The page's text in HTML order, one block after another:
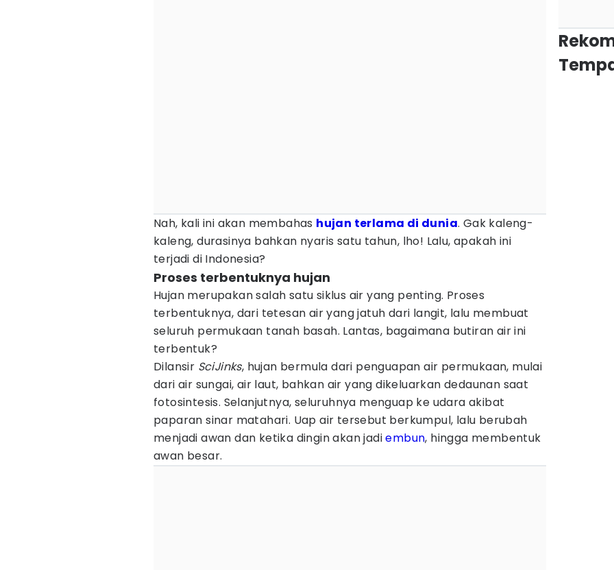
Nah, kali ini akan membahas hujan terlama di dunia. Gak kaleng-
kaleng, durasinya bahkan nyaris satu tahun, lho! Lalu, apakah ini
terjadi di Indonesia?
Proses terbentuknya hujan
Hujan merupakan salah satu siklus air yang penting. Proses
terbentuknya, dari tetesan air yang jatuh dari langit, lalu membuat
seluruh permukaan tanah basah. Lantas, bagaimana butiran air ini
terbentuk?
Dilansir SciJinks, hujan bermula dari penguapan air permukaan, mulai
dari air sungai, air laut, bahkan air yang dikeluarkan dedaunan saat
fotosintesis. Selanjutnya, seluruhnya menguap ke udara akibat
paparan sinar matahari. Uap air tersebut berkumpul, lalu berubah
menjadi awan dan ketika dingin akan jadiembun, hingga membentuk
awan besar.